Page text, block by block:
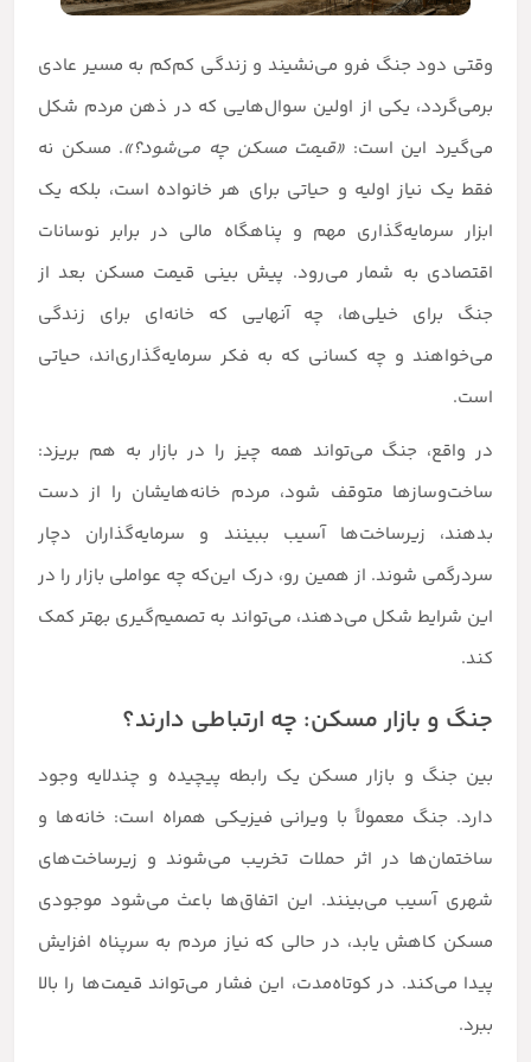
وقتی دود جنگ فرو می‌نشیند و زندگی کم‌کم به مسیر عادی
برمی‌گردد، یکی از اولین سوال‌هایی که در ذهن مردم شکل
می‌گیرد این است: «قیمت مسکن چه می‌شود؟». مسکن نه
فقط یک نیاز اولیه و حیاتی برای هر خانواده است، بلکه یک
ابزار سرمایه‌گذاری مهم و پناهگاه مالی در برابر نوسانات
اقتصادی به شمار می‌رود. پیش بینی قیمت مسکن بعد از
جنگ برای خیلی‌ها، چه آنهایی که خانه‌ای برای زندگی
می‌خواهند و چه کسانی که به فکر سرمایه‌گذاری‌اند، حیاتی
است.
در واقع، جنگ می‌تواند همه چیز را در بازار به هم بریزد:
ساخت‌وسازها متوقف شود، مردم خانه‌هایشان را از دست
بدهند، زیرساخت‌ها آسیب ببینند و سرمایه‌گذاران دچار
سردرگمی شوند. از همین رو، درک این‌که چه عواملی بازار را در
این شرایط شکل می‌دهند، می‌تواند به تصمیم‌گیری بهتر کمک
کند.
جنگ و بازار مسکن: چه ارتباطی دارند؟
بین جنگ و بازار مسکن یک رابطه پیچیده و چندلایه وجود
دارد. جنگ معمولاً با ویرانی فیزیکی همراه است: خانه‌ها و
ساختمان‌ها در اثر حملات تخریب می‌شوند و زیرساخت‌های
شهری آسیب می‌بینند. این اتفاق‌ها باعث می‌شود موجودی
مسکن کاهش یابد، در حالی که نیاز مردم به سرپناه افزایش
پیدا می‌کند. در کوتاه‌مدت، این فشار می‌تواند قیمت‌ها را بالا
ببرد.